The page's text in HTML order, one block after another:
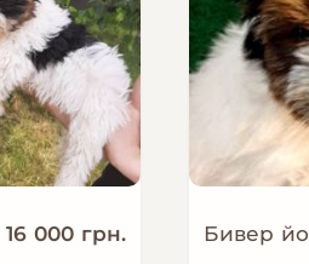
16 000 грн.